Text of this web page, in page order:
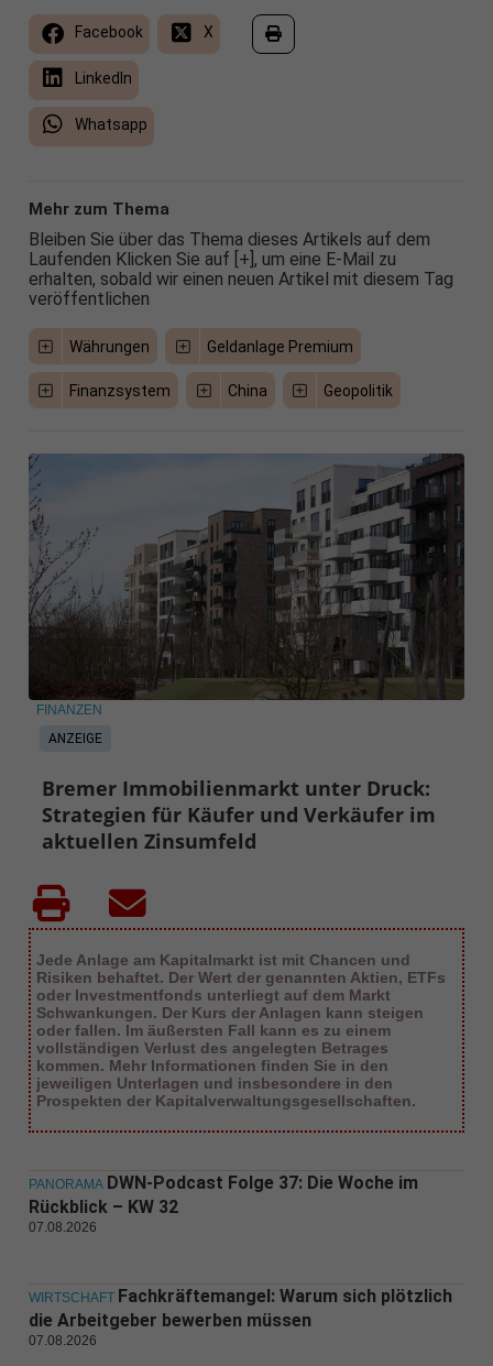
Facebook X
LinkedIn
Whatsapp
Mehr zum Thema
Bleiben Sie über das Thema dieses Artikels auf dem
Laufenden Klicken Sie auf [+], um eine E-Mail zu
erhalten, sobald wir einen neuen Artikel mit diesem Tag
veröffentlichen
Währungen Geldanlage Premium
Finanzsystem China Geopolitik
ANZEIGE
FINANZEN
Bremer Immobilienmarkt unter Druck:
Strategien für Käufer und Verkäufer im
aktuellen Zinsumfeld
Jede Anlage am Kapitalmarkt ist mit Chancen und
Risiken behaftet. Der Wert der genannten Aktien, ETFs
oder Investmentfonds unterliegt auf dem Markt
Schwankungen. Der Kurs der Anlagen kann steigen
oder fallen. Im äußersten Fall kann es zu einem
vollständigen Verlust des angelegten Betrages
kommen. Mehr Informationen finden Sie in den
jeweiligen Unterlagen und insbesondere in den
Prospekten der Kapitalverwaltungsgesellschaften.
PANORAMA DWN-Podcast Folge 37: Die Woche im
Rückblick – KW 32
07.08.2026
WIRTSCHAFT Fachkräftemangel: Warum sich plötzlich
die Arbeitgeber bewerben müssen
07.08.2026